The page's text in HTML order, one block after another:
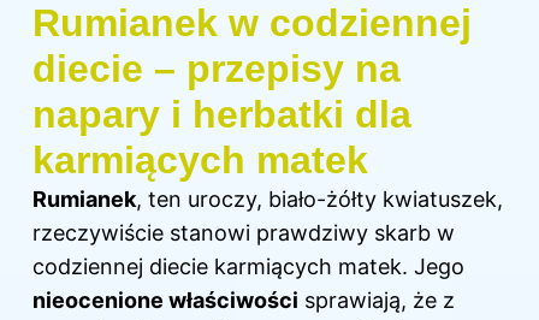
Rumianek w codziennej
diecie – przepisy na
napary i herbatki dla
karmiących matek
Rumianek, ten uroczy, biało-żółty kwiatuszek,
rzeczywiście stanowi prawdziwy skarb w
codziennej diecie karmiących matek. Jego
nieocenione właściwości sprawiają, że z